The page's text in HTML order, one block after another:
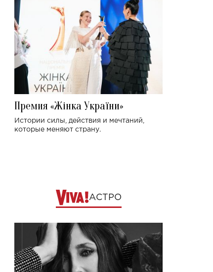
Премия «Жінка України»
Истории силы, действия и мечтаний,
которые меняют страну.
АСТРО